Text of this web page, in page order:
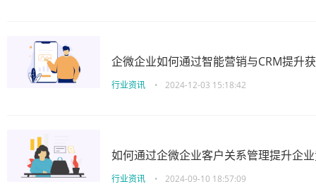
企微企业如何通过智能营销与CRM提升
行业资讯 • 2024-12-03 15:18:42
如何通过企微企业客户关系管理提升企
行业资讯 • 2024-09-10 18:57:09